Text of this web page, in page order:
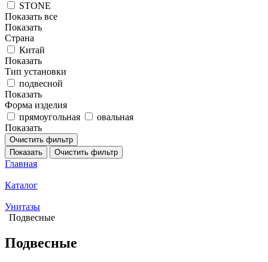
STONE
Показать все
Показать
Страна
Китай
Показать
Тип установки
подвесной
Показать
Форма изделия
прямоугольная
овальная
Показать
Очистить фильтр
Показать
Очистить фильтр
Главная
Каталог
Унитазы
Подвесные
Подвесные